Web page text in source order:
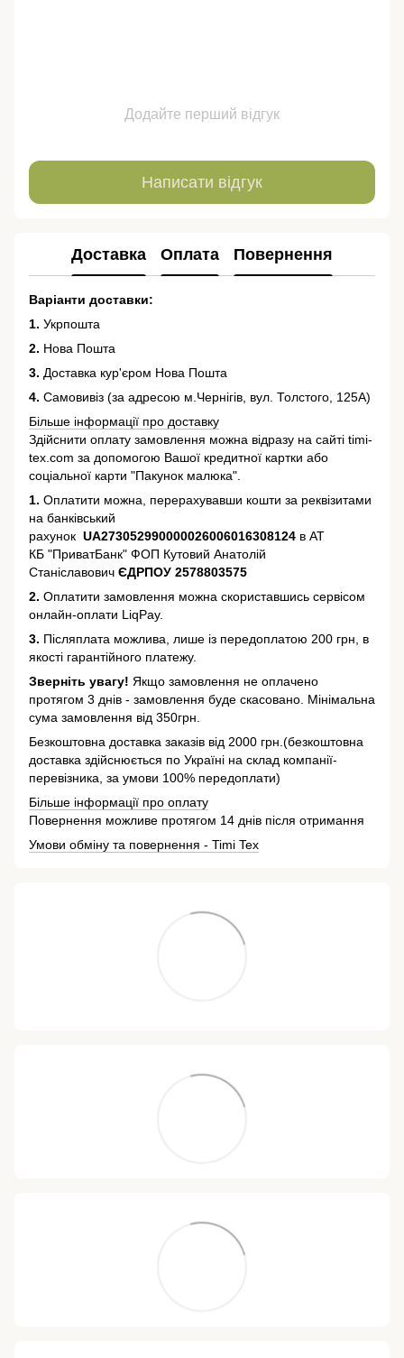
Додайте перший відгук
Написати відгук
Доставка Оплата Повернення
Варіанти доставки:
1. Укрпошта
2. Нова Пошта
3. Доставка кур'єром Нова Пошта
4. Самовивіз (за адресою м.Чернігів, вул. Толстого, 125А)
Більше інформації про доставку
Здійснити оплату замовлення можна відразу на сайті timi-
tex.com за допомогою Вашої кредитної картки або
соціальної карти "Пакунок малюка".
1. Оплатити можна, перерахувавши кошти за реквізитами
на банківський
рахунок UA273052990000026006016308124 в АТ
КБ "ПриватБанк" ФОП Кутовий Анатолій
Станіславович ЄДРПОУ 2578803575
2. Оплатити замовлення можна скориставшись сервісом
онлайн-оплати LiqPay.
3. Післяплата можлива, лише із передоплатою 200 грн, в
якості гарантійного платежу.
Зверніть увагу! Якщо замовлення не оплачено
протягом 3 днів - замовлення буде скасовано. Мінімальна
сума замовлення від 350грн.
Безкоштовна доставка заказів від 2000 грн.(безкоштовна
доставка здійснюється по Україні на склад компанії-
перевізника, за умови 100% передоплати)
Більше інформації про оплату
Повернення можливе протягом 14 днів після отримання
Умови обміну та повернення - Timi Tex